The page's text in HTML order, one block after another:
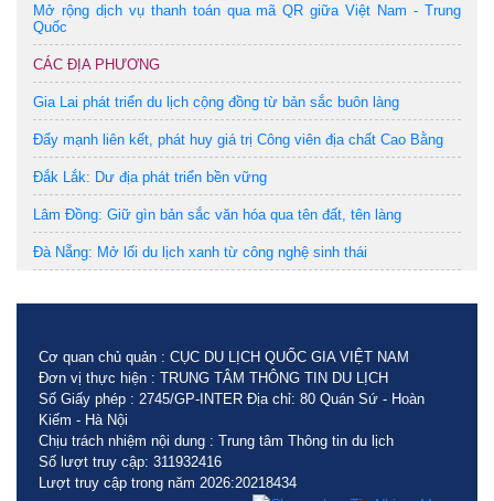
Mở rộng dịch vụ thanh toán qua mã QR giữa Việt Nam - Trung
Quốc
CÁC ĐỊA PHƯƠNG
Gia Lai phát triển du lịch cộng đồng từ bản sắc buôn làng
Đẩy mạnh liên kết, phát huy giá trị Công viên địa chất Cao Bằng
Đắk Lắk: Dư địa phát triển bền vững
Lâm Đồng: Giữ gìn bản sắc văn hóa qua tên đất, tên làng
Đà Nẵng: Mở lối du lịch xanh từ công nghệ sinh thái
Cơ quan chủ quản : CỤC DU LỊCH QUỐC GIA VIỆT NAM
Đơn vị thực hiện : TRUNG TÂM THÔNG TIN DU LỊCH
Số Giấy phép : 2745/GP-INTER Địa chỉ: 80 Quán Sứ - Hoàn
Kiếm - Hà Nội
Chịu trách nhiệm nội dung : Trung tâm Thông tin du lịch
Số lượt truy cập: 311932416
Lượt truy cập trong năm 2026:20218434